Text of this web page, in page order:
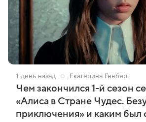
1 день назад Екатерина Генберг
Чем закончился 1-й сезон
«Алиса в Стране Чудес.
приключения» и каким был